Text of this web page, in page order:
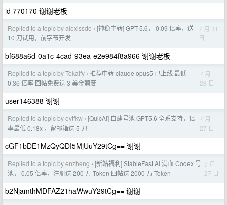
id 770170 谢谢老板
Replied to a topic by alexissde › [神稳中转] GPT 5.6， 0.09 倍率，送
10 刀试用，前字节开发
7 月 31
日
bf688a6d-0a1c-4cad-93ea-e2e984f8a966 谢谢老板
Replied to a topic by Tokaify › 推荐中转 claude opus5 已上线 最低
0.36 倍率 回帖免费送 3 美金额度
7 月
28 日
user146388 谢谢
Replied to a topic by ovtfkw › [QuicAI] 自建号池 GPT5.6 全系支持，倍
率最低 0.18x ，留邮箱送 5 刀
7 月
27 日
cGF1bDE1MzQyQDI5MjUuY29tCg== 谢谢
Replied to a topic by enzheng › [新站福利] StableFast AI 满血 Codex 号
池， 0.05 倍率，注册送 200 万 Token 回帖送 2000 万 Token
7 月
27 日
b2NjamthMDFAZ21haWwuY29tCg== 谢谢